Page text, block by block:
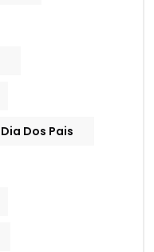
Dia Dos Pais